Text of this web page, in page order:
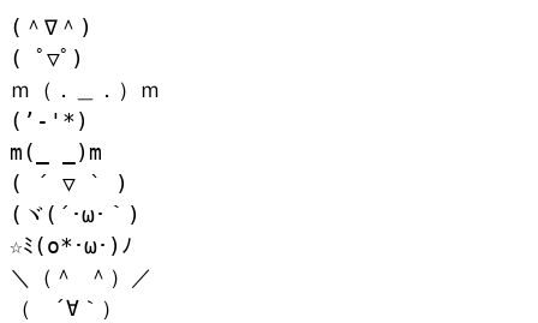
(＾∇＾)
( ﾟ▽ﾟ)
ｍ（．＿．）ｍ
(’-'*)
m(_ _)m
( ´ ▽ ` )
(ヾ(´･ω･｀)
☆ﾐ(o*･ω･)ﾉ
＼（＾ ＾）／
（ ´∀｀）